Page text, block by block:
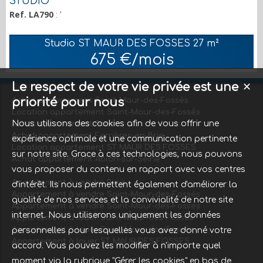
Ref. LA790 : '
Studio ST MAUR DES FOSSES 27 m²
675 €/mois
Achat appartement Saint-Maur-des-Fossés
Location appartement Saint-Maur-des-Fossés
Achat appartement Paris
Achat appartement Ferrières-en-Brie
Location appartement ST MAUR DES FOSSES
Achat appartement Ablon-sur-Seine
Appartement à vendre Paris
Appartement à vendre Saint-Maur-des-Fossés
Appartement à vendre Saint-Maur-des-Fossés
Appartement à louer Saint-Maur-des-Fossés
Appartement à louer Saint-Maur-des-Fossés
Appartement à louer ST MAUR DES FOSSES
✕
Le respect de votre vie privée est une
priorité pour nous
Nous utilisons des cookies afin de vous offrir une
expérience optimale et une communication pertinente
sur notre site. Grace à ces technologies, nous pouvons
vous proposer du contenu en rapport avec vos centres
d'intérêt. Ils nous permettent également d'améliorer la
qualité de nos services et la convivialité de notre site
internet. Nous utiliserons uniquement les données
personnelles pour lesquelles vous avez donné votre
accord. Vous pouvez les modifier à n'importe quel
moment via la rubrique "Gérer les cookies" en bas de